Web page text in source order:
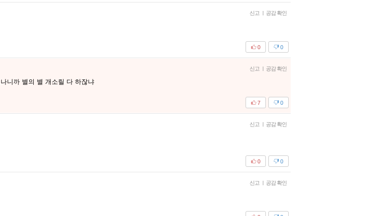
신고 | 공감 확인
0
0
신고 | 공감 확인
니까 별의 별 개소릴 다 하잖냐
0
7
신고 | 공감 확인
0
0
신고 | 공감 확인